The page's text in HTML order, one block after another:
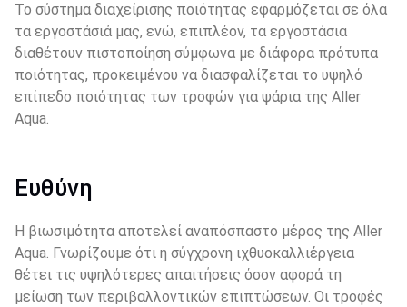
Το σύστημα διαχείρισης ποιότητας εφαρμόζεται σε όλα
τα εργοστάσιά μας, ενώ, επιπλέον, τα εργοστάσια
διαθέτουν πιστοποίηση σύμφωνα με διάφορα πρότυπα
ποιότητας, προκειμένου να διασφαλίζεται το υψηλό
επίπεδο ποιότητας των τροφών για ψάρια της Aller
Aqua.
Ευθύνη
Η βιωσιμότητα αποτελεί αναπόσπαστο μέρος της Aller
Aqua. Γνωρίζουμε ότι η σύγχρονη ιχθυοκαλλιέργεια
θέτει τις υψηλότερες απαιτήσεις όσον αφορά τη
μείωση των περιβαλλοντικών επιπτώσεων. Οι τροφές